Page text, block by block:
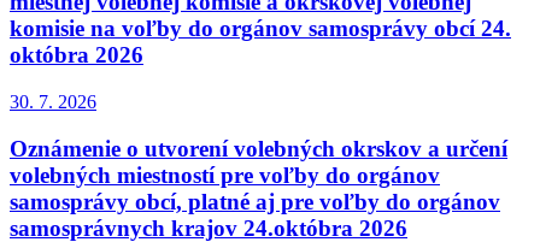
komisie na voľby do orgánov samosprávy obcí 24.
októbra 2026
30. 7. 2026
Oznámenie o utvorení volebných okrskov a určení
volebných miestností pre voľby do orgánov
samosprávy obcí, platné aj pre voľby do orgánov
samosprávnych krajov 24.októbra 2026